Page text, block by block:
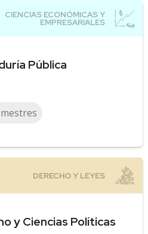
Pública
y Ciencias Políticas